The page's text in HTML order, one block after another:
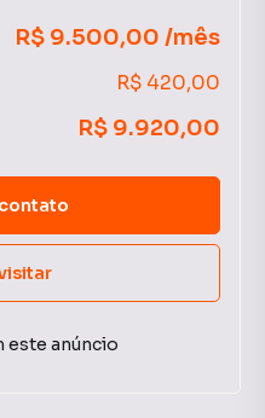
R$ 9.500,00 /mês
R$ 420,00
R$ 9.920,00
este anúncio